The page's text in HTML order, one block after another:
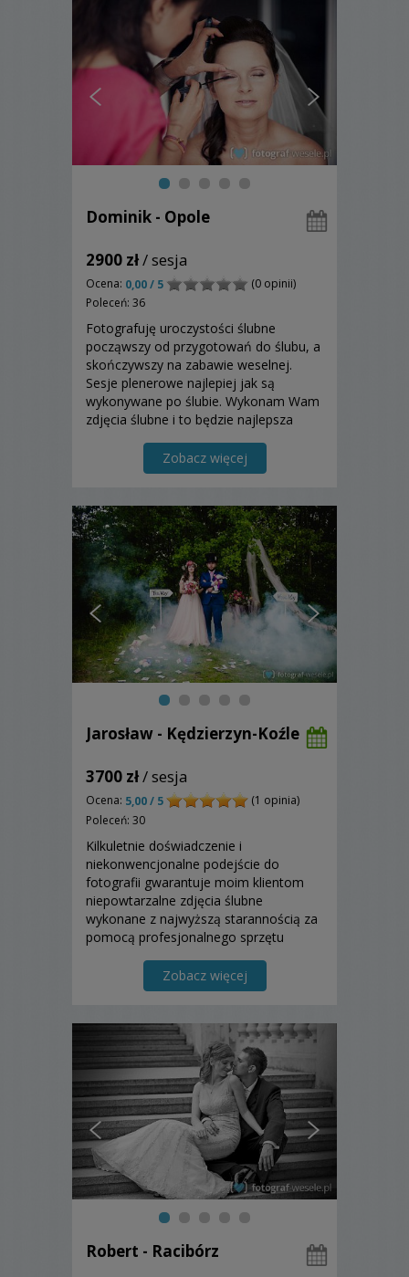
Dominik - Opole
2900 zł/ sesja
Ocena: 0,00 / 5
(0 opinii)
Poleceń: 36
Fotografuję uroczystości ślubne
począwszy od przygotowań do ślubu, a
skończywszy na zabawie weselnej.
Sesje plenerowe najlepiej jak są
wykonywane po ślubie. Wykonam Wam
zdjęcia ślubne i to będzie najlepsza
Zapraszam do skorzystania z mojej
Zobacz więcej
Jarosław - Kędzierzyn-Koźle
3700 zł/ sesja
Ocena: 5,00 / 5
(1 opinia)
Poleceń: 30
Kilkuletnie doświadczenie i
niekonwencjonalne podejście do
fotografii gwarantuje moim klientom
niepowtarzalne zdjęcia ślubne
wykonane z najwyższą starannością za
pomocą profesjonalnego sprzętu
obejrzenia portfolio.Zobacz więcej
Robert - Racibórz